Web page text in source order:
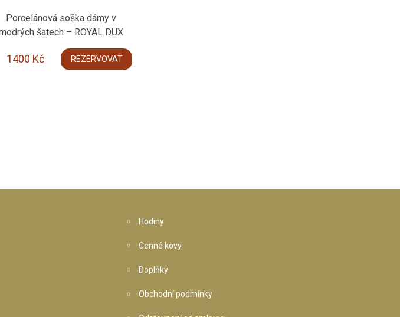
Porcelánová soška dámy v
šatech – ROYAL DUX
1400 Kč REZERVOVAT
Hodiny
Cenné kovy
Doplňky
Obchodní podmínky